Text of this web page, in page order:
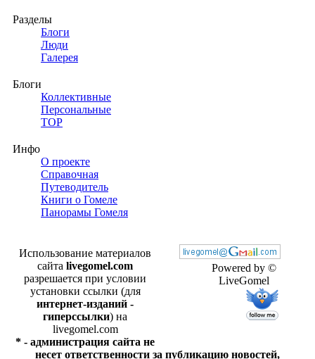
Разделы
Блоги
Люди
Галерея
Блоги
Коллективные
Персональные
TOP
Инфо
О проекте
Справочная
Путеводитель
Книги о Гомеле
Панорамы Гомеля
Powered by ©
LiveGomel
Использование материалов
сайта livegomel.com
разрешается при условии
установки ссылки (для
интернет-изданий -
гиперссылки) на
livegomel.com
* - администрация сайта не
несет ответственности за публикацию новостей,